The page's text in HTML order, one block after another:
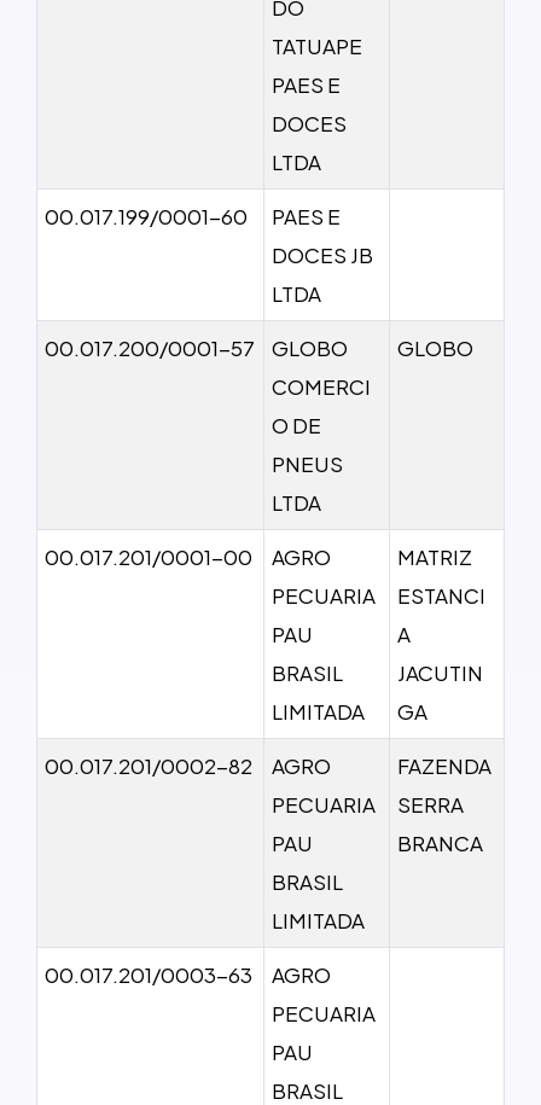
DO
TATUAPE
PAES E
DOCES
LTDA
00.017.199/0001-60
PAES E
DOCES JB
LTDA
00.017.200/0001-57
GLOBO
COMERCI
O DE
PNEUS
LTDA
GLOBO
00.017.201/0001-00
AGRO
PECUARIA
PAU
BRASIL
LIMITADA
MATRIZ
ESTANCI
A
JACUTIN
GA
00.017.201/0002-82
AGRO
PECUARIA
PAU
BRASIL
LIMITADA
FAZENDA
SERRA
BRANCA
00.017.201/0003-63
AGRO
PECUARIA
PAU
BRASIL